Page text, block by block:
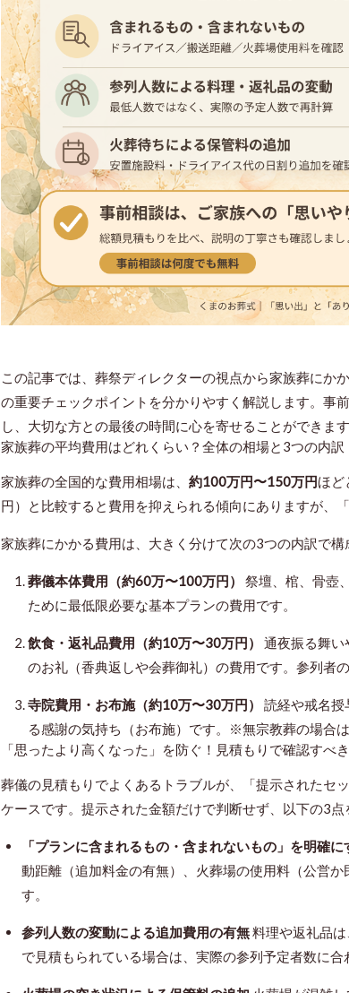
この記事では、葬祭ディレクターの視点から家族葬にか
の重要チェックポイントを分かりやすく解説します。事
し、大切な方との最後の時間に心を寄せることができます
家族葬の平均費用はどれくらい？全体の相場と3つの内訳
家族葬の全国的な費用相場は、 約100万円〜150万円ほど
円）と比較すると費用を抑えられる傾向にありますが、
家族葬にかかる費用は、大きく分けて次の3つの内訳で構
葬儀本体費用（約60万〜100万円）
祭壇、棺、骨壺
ために最低限必要な基本プランの費用です。
飲食・返礼品費用（約10万〜30万円）
通夜振る舞い
のお礼（香典返しや会葬御礼）の費用です。参列者
寺院費用・お布施（約10万〜30万円）
読経や戒名授
る感謝の気持ち（お布施）です。※無宗教葬の場合は
「思ったより高くなった」を防ぐ！見積もりで確認すべ
葬儀の見積もりでよくあるトラブルが、「提示されたセ
ケースです。提示された金額だけで判断せず、以下の3点
「プランに含まれるもの・含まれないもの」を明確に
動距離（追加料金の有無）、火葬場の使用料（公営
す。
参列人数の変動による追加費用の有無料理や返礼品は
で見積もられている場合は、実際の参列予定者数に合